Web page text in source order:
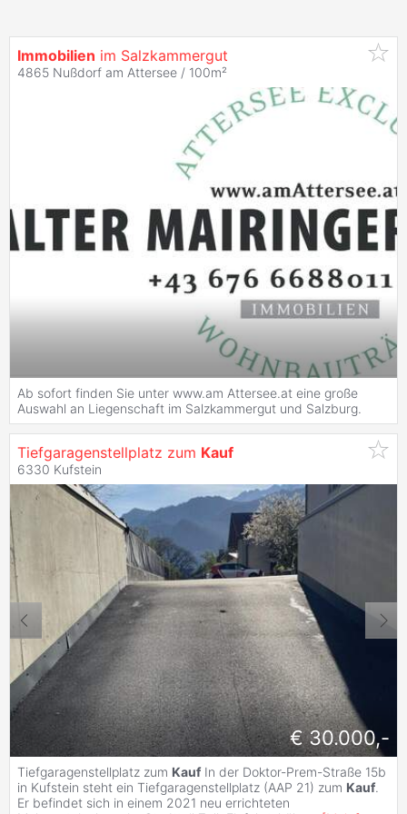
Immobilien im Salzkammergut
4865 Nußdorf am Attersee / 100m²
Ab sofort finden Sie unter www.am Attersee.at eine große
Auswahl an Liegenschaft im Salzkammergut und Salzburg.
Tiefgaragenstellplatz zum Kauf
6330 Kufstein
€ 30.000,-
Tiefgaragenstellplatz zum Kauf In der Doktor-Prem-Straße 15b
in Kufstein steht ein Tiefgaragenstellplatz (AAP 21) zum Kauf.
Er befindet sich in einem 2021 neu errichteten